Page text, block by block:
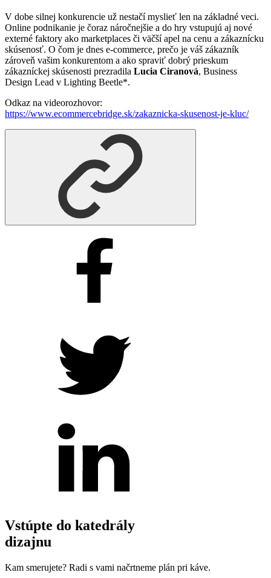
V dobe silnej konkurencie už nestačí myslieť len na základné veci.
Online podnikanie je čoraz náročnejšie a do hry vstupujú aj nové
externé faktory ako marketplaces či väčší apel na cenu a zákaznícku
skúsenosť. O čom je dnes e-commerce, prečo je váš zákazník
zároveň vašim konkurentom a ako spraviť dobrý prieskum
zákazníckej skúsenosti prezradila Lucia Ciranová, Business
Design Lead v Lighting Beetle*.
Odkaz na videorozhovor:
https://www.ecommercebridge.sk/zakaznicka-skusenost-je-kluc/
Vstúpte do katedrály
dizajnu
Kam smerujete? Radi s vami načrtneme plán pri káve.